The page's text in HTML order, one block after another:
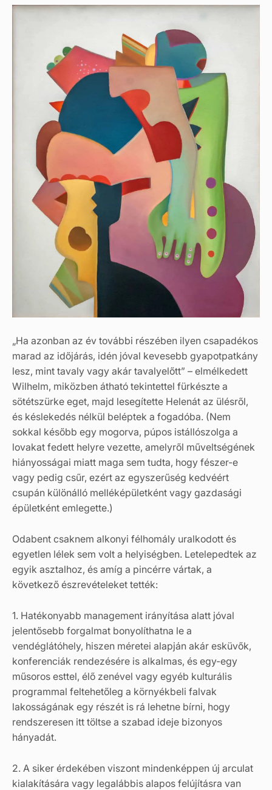
„Ha azonban az év további részében ilyen csapadékos
marad az időjárás, idén jóval kevesebb gyapotpatkány
lesz, mint tavaly vagy akár tavalyelőtt” – elmélkedett
Wilhelm, miközben átható tekintettel fürkészte a
sötétszürke eget, majd lesegítette Helenát az ülésről,
és késlekedés nélkül beléptek a fogadóba. (Nem
sokkal később egy mogorva, púpos istállószolga a
lovakat fedett helyre vezette, amelyről műveltségének
hiányosságai miatt maga sem tudta, hogy fészer-e
vagy pedig csűr, ezért az egyszerűség kedvéért
csupán különálló melléképületként vagy gazdasági
épületként emlegette.)
Odabent csaknem alkonyi félhomály uralkodott és
egyetlen lélek sem volt a helyiségben. Letelepedtek az
egyik asztalhoz, és amíg a pincérre vártak, a
következő észrevételeket tették:
1. Hatékonyabb management irányítása alatt jóval
jelentősebb forgalmat bonyolíthatna le a
vendéglátóhely, hiszen méretei alapján akár esküvők,
konferenciák rendezésére is alkalmas, és egy-egy
műsoros esttel, élő zenével vagy egyéb kulturális
programmal feltehetőleg a környékbeli falvak
lakosságának egy részét is rá lehetne bírni, hogy
rendszeresen itt töltse a szabad ideje bizonyos
hányadát.
2. A siker érdekében viszont mindenképpen új arculat
kialakítására vagy legalábbis alapos felújításra van